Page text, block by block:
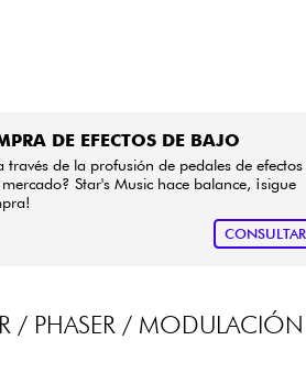
DE EFECTOS DE BAJO
través de la profusión de pedales de efectos
Star's Music hace balance, ¡sigue
CONSULTAR
/ PHASER /